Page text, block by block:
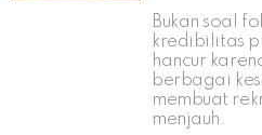
Bukan soal
kredibilitas
hancur
berbagai
membuat
menjauh.